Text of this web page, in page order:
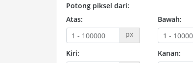
Potong piksel dari:
Atas:
px
Bawah:
Kiri:
Kanan: